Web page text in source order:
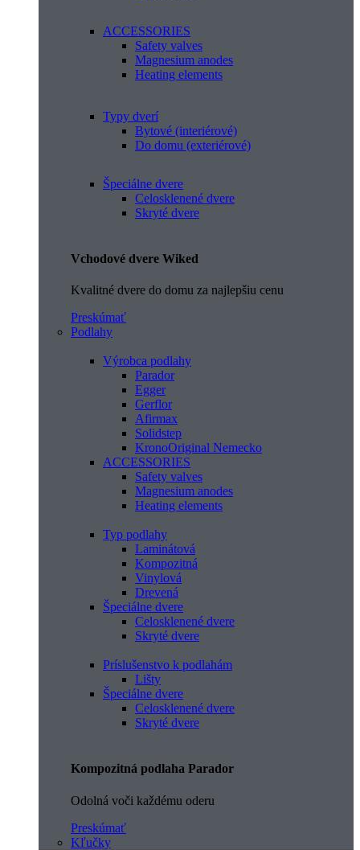
ACCESSORIES
Safety valves
Magnesium anodes
Heating elements
Typy dverí
Bytové (interiérové)
Do domu (exteriérové)
Špeciálne dvere
Celosklenené dvere
Skryté dvere
Vchodové dvere Wiked
Kvalitné dvere do domu za najlepšiu cenu
Preskúmať
Podlahy
Výrobca podlahy
Parador
Egger
Gerflor
Afirmax
Solidstep
KronoOriginal Nemecko
ACCESSORIES
Safety valves
Magnesium anodes
Heating elements
Typ podlahy
Laminátová
Kompozitná
Vinylová
Drevená
Špeciálne dvere
Celosklenené dvere
Skryté dvere
Príslušenstvo k podlahám
Lišty
Špeciálne dvere
Celosklenené dvere
Skryté dvere
Kompozitná podlaha Parador
Odolná voči každému oderu
Preskúmať
Kľučky